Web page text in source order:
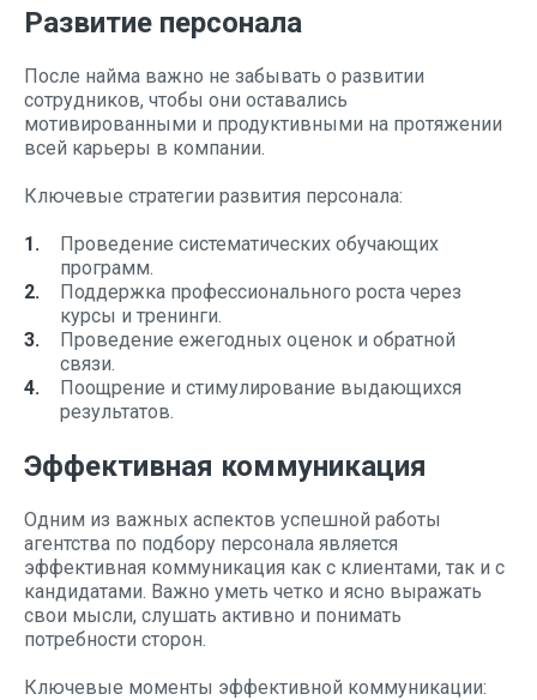
Развитие персонала
После найма важно не забывать о развитии
сотрудников, чтобы они оставались
мотивированными и продуктивными на протяжении
всей карьеры в компании.
Ключевые стратегии развития персонала:
Проведение систематических обучающих
программ.
Поддержка профессионального роста через
курсы и тренинги.
Проведение ежегодных оценок и обратной
связи.
Поощрение и стимулирование выдающихся
результатов.
Эффективная коммуникация
Одним из важных аспектов успешной работы
агентства по подбору персонала является
эффективная коммуникация как с клиентами, так и с
кандидатами. Важно уметь четко и ясно выражать
свои мысли, слушать активно и понимать
потребности сторон.
Ключевые моменты эффективной коммуникации: